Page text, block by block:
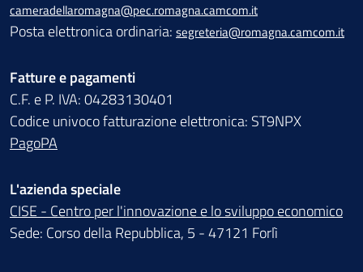
cameradellaromagna@pec.romagna.camcom.it
Posta elettronica ordinaria: segreteria@romagna.camcom.it
Fatture e pagamenti
C.F. e P. IVA: 04283130401
Codice univoco fatturazione elettronica: ST9NPX
PagoPA
L'azienda speciale
CISE - Centro per l'innovazione e lo sviluppo economico
Sede: Corso della Repubblica, 5 - 47121 Forlì